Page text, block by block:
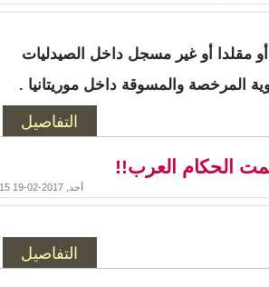
الكشف عن 120 دواء مزورا أو مقلدا أو غير مسجل داخل الصيدليات
المرخصة والمسوقة داخل موريتانيا .
التفاصيل
الحكام العرب!!
أحد, 2017-02-19 14:15
التفاصيل